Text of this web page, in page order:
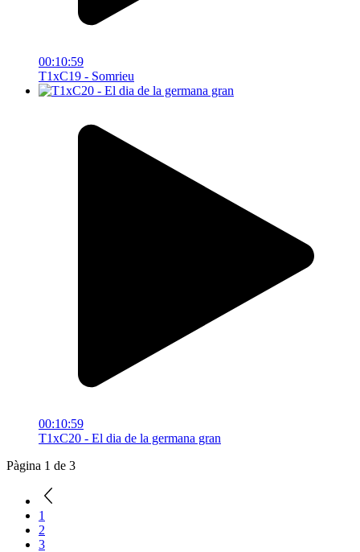
00:10:59
T1xC19 - Somrieu
00:10:59
T1xC20 - El dia de la germana gran
Pàgina 1 de 3
1
2
3